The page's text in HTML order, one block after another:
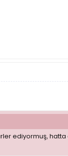
ediyormuş, hatta